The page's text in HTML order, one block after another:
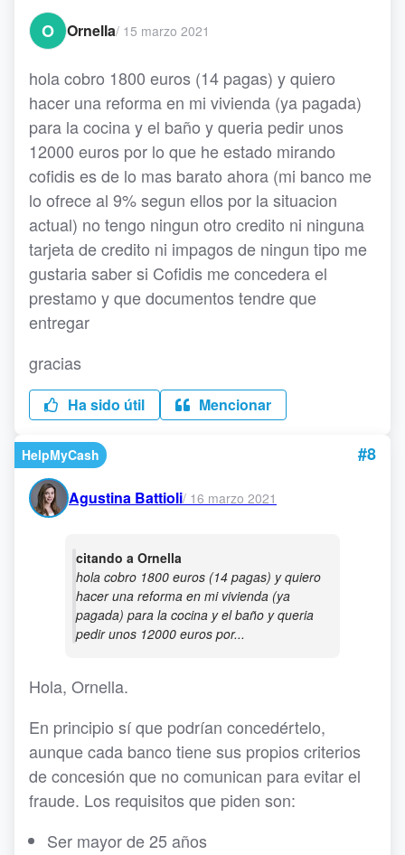
O
Ornella/ 15 marzo 2021
hola cobro 1800 euros (14 pagas) y quiero
hacer una reforma en mi vivienda (ya pagada)
para la cocina y el baño y queria pedir unos
12000 euros por lo que he estado mirando
cofidis es de lo mas barato ahora (mi banco me
lo ofrece al 9% segun ellos por la situacion
actual) no tengo ningun otro credito ni ninguna
tarjeta de credito ni impagos de ningun tipo me
gustaria saber si Cofidis me concedera el
prestamo y que documentos tendre que
entregar
gracias
Ha sido útil Mencionar
HelpMyCash #8
Agustina Battioli/ 16 marzo 2021
citando a Ornella
hola cobro 1800 euros (14 pagas) y quiero
hacer una reforma en mi vivienda (ya
pagada) para la cocina y el baño y queria
pedir unos 12000 euros por...
Hola, Ornella.
En principio sí que podrían concedértelo,
aunque cada banco tiene sus propios criterios
de concesión que no comunican para evitar el
fraude. Los requisitos que piden son:
Ser mayor de 25 años